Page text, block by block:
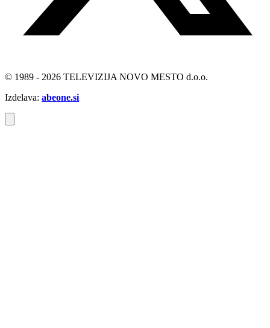
© 1989 - 2026 TELEVIZIJA NOVO MESTO d.o.o.
Izdelava: abeone.si